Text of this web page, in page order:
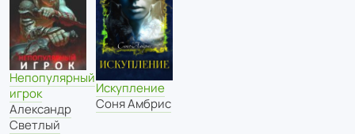
Непопулярный
игрок
Александр
Светлый
Искупление
Соня Амбрис